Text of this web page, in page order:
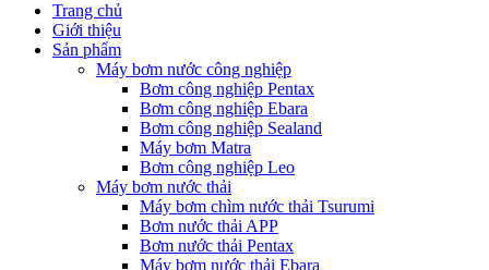
Trang chủ
Giới thiệu
Sản phẩm
Máy bơm nước công nghiệp
Bơm công nghiệp Pentax
Bơm công nghiệp Ebara
Bơm công nghiệp Sealand
Máy bơm Matra
Bơm công nghiệp Leo
Máy bơm nước thải
Máy bơm chìm nước thải Tsurumi
Bơm nước thải APP
Bơm nước thải Pentax
Máy bơm nước thải Ebara